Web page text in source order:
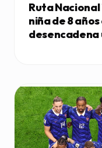
Ruta Nacional
niña de 8
desencadena